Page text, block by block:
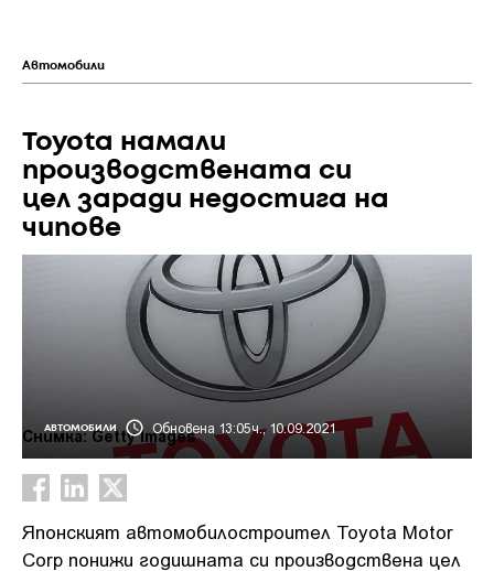
Автомобили
Toyota намали
производствената си
цел заради недостига на
чипове
АВТОМОБИЛИ Обновена 13:05ч., 10.09.2021
Снимка: Getty Images
Японският автомобилостроител Toyota Motor
Corp понижи годишната си производствена цел